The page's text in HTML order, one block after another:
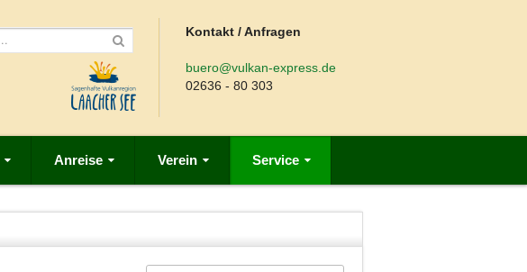
Kontakt / Anfragen
buero@vulkan-express.de
02636 - 80 303
Anreise Verein Service